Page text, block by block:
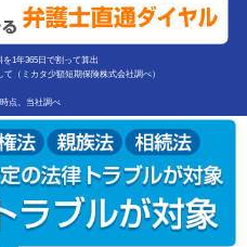
1年365日で割って算出
（ミカタ少額短期保険株式会社調べ）
点。当社調べ